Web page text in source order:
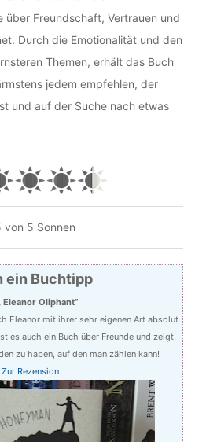
über Freundschaft, Vertrauen und
Durch die Emotionalität und den
Themen, erhält das Buch
jedem empfehlen, der
und auf der Suche nach etwas
von 5 Sonnen
ein Buchtipp
Eleanor Oliphant”
Eleanor mit ihrer sehr eigenen Art absolut
es auch ein Buch über Freunde und zeigt,
zu haben, auf den man zählen kann!
Zur Rezension